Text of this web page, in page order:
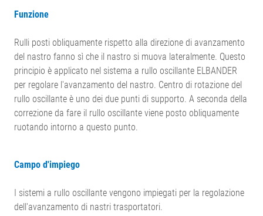
Funzione
Rulli posti obliquamente rispetto alla direzione di avanzamento
del nastro fanno sì che il nastro si muova lateralmente. Questo
principio è applicato nel sistema a rullo oscillante ELBANDER
per regolare l'avanzamento del nastro. Centro di rotazione del
rullo oscillante è uno dei due punti di supporto. A seconda della
correzione da fare il rullo oscillante viene posto obliquamente
ruotando intorno a questo punto.
Campo d'impiego
I sistemi a rullo oscillante vengono impiegati per la regolazione
dell'avanzamento di nastri trasportatori.